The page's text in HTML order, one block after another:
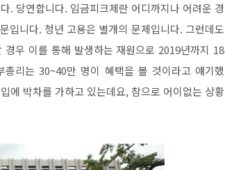
. 당연합니다. 임금피크제란 어디까지나 어려운 경
입니다. 청년 고용은 별개의 문제입니다. 그런데도
우 이를 통해 발생하는 재원으로 2019년까지 18
리는 30~40만 명이 혜택을 볼 것이라고 얘기했
에 박차를 가하고 있는데요, 참으로 어이없는 상황